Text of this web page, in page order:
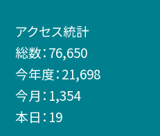
アクセス統計
総数：76,650
今年度：21,698
今月： 1,354
本日： 19